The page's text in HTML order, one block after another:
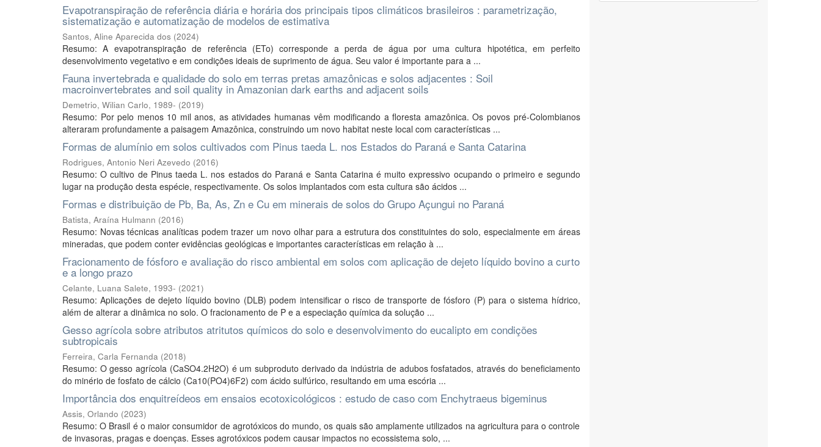
Evapotranspiração de referência diária e horária dos principais tipos climáticos brasileiros : parametrização,
sistematização e automatização de modelos de estimativa
Santos, Aline Aparecida dos (2024)
Resumo: A evapotranspiração de referência (ETo) corresponde a perda de água por uma cultura hipotética, em perfeito
desenvolvimento vegetativo e em condições ideais de suprimento de água. Seu valor é importante para a ...
Fauna invertebrada e qualidade do solo em terras pretas amazônicas e solos adjacentes : Soil
macroinvertebrates and soil quality in Amazonian dark earths and adjacent soils
Demetrio, Wilian Carlo, 1989- (2019)
Resumo: Por pelo menos 10 mil anos, as atividades humanas vêm modificando a floresta amazônica. Os povos pré-Colombianos
alteraram profundamente a paisagem Amazônica, construindo um novo habitat neste local com características ...
Formas de alumínio em solos cultivados com Pinus taeda L. nos Estados do Paraná e Santa Catarina
Rodrigues, Antonio Neri Azevedo (2016)
Resumo: O cultivo de Pinus taeda L. nos estados do Paraná e Santa Catarina é muito expressivo ocupando o primeiro e segundo
lugar na produção desta espécie, respectivamente. Os solos implantados com esta cultura são ácidos ...
Formas e distribuição de Pb, Ba, As, Zn e Cu em minerais de solos do Grupo Açungui no Paraná
Batista, Araína Hulmann (2016)
Resumo: Novas técnicas analíticas podem trazer um novo olhar para a estrutura dos constituintes do solo, especialmente em áreas
mineradas, que podem conter evidências geológicas e importantes características em relação à ...
Fracionamento de fósforo e avaliação do risco ambiental em solos com aplicação de dejeto líquido bovino a curto
e a longo prazo
Celante, Luana Salete, 1993- (2021)
Resumo: Aplicações de dejeto líquido bovino (DLB) podem intensificar o risco de transporte de fósforo (P) para o sistema hídrico,
além de alterar a dinâmica no solo. O fracionamento de P e a especiação química da solução ...
Gesso agrícola sobre atributos atritutos químicos do solo e desenvolvimento do eucalipto em condições
subtropicais
Ferreira, Carla Fernanda (2018)
Resumo: O gesso agrícola (CaSO4.2H2O) é um subproduto derivado da indústria de adubos fosfatados, através do beneficiamento
do minério de fosfato de cálcio (Ca10(PO4)6F2) com ácido sulfúrico, resultando em uma escória ...
Importância dos enquitreídeos em ensaios ecotoxicológicos : estudo de caso com Enchytraeus bigeminus
Assis, Orlando (2023)
Resumo: O Brasil é o maior consumidor de agrotóxicos do mundo, os quais são amplamente utilizados na agricultura para o controle
de invasoras, pragas e doenças. Esses agrotóxicos podem causar impactos no ecossistema solo, ...